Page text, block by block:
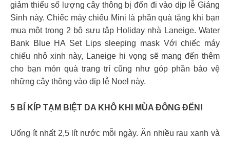
giảm thiểu số lượng cây thông bị đốn đi vào dịp lễ Giáng
Sinh này. Chiếc máy chiếu Mini là phần quà tặng khi bạn
mua một trong 2 bộ sưu tập Holiday nhà Laneige. Water
Bank Blue HA Set Lips sleeping mask Với chiếc máy
chiếu nhỏ xinh này, Laneige hi vọng sẽ mang đến thêm
cho bạn món quà trang trí cũng như góp phần bảo vệ
những cây thông vào dịp lễ Noel này.
5 BÍ KÍP TẠM BIỆT DA KHÔ KHI MÙA ĐÔNG ĐẾN!
Uống ít nhất 2,5 lít nước mỗi ngày. Ăn nhiều rau xanh và